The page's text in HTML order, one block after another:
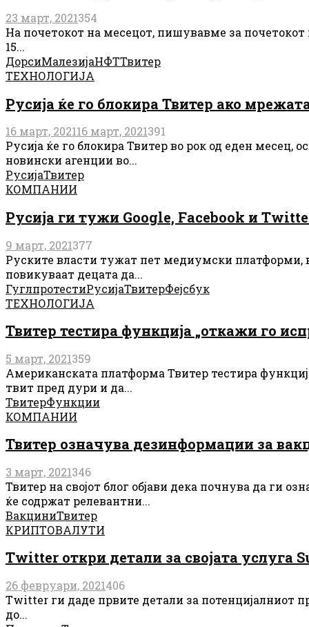
23 март, 2021354
На почетокот на месецот, пишувавме за почетокот
15...
ДорсиМалезијаНФТТвитер
ТЕХНОЛОГИЈА
Русија ќе го блокира Твитер ако
16 март, 202116 март, 2021391
Русија ќе го блокира Твитер во рок од еден месец,
новински агенции во...
РусијаТвитер
КОМПАНИИ
Русија ги тужи Google, Facebook и
9 март, 2021377
Руските власти тужат пет медиумски платформи,
повикуваат децата да...
ГуглпротестиРусијаТвитерФејсбук
ТЕХНОЛОГИЈА
Твитер тестира функција „откажи го
5 март, 2021359
Американската платформа Твитер тестира
твит пред дури и да...
ТвитерФункции
КОМПАНИИ
Твитер означува дезинформации за
3 март, 2021346
Твитер на својот блог објави дека почнува да ги
ќе содржат релевантни...
ВакциниТвитер
КРИПТОВАЛУТИ
Twitter откри детали за својата услуга
26 февруари, 2021406
Twitter ги даде првите детали за потенцијалниот
до...